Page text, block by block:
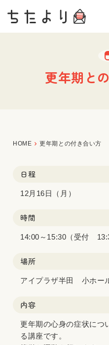
更年期と
HOME 更年期との付き合い方
日程
12月16日（月）
時間
14:00～15:30（受付
場所
アイプラザ半田 小ホー
内容
更年期の心身の症状につ
る講座です。